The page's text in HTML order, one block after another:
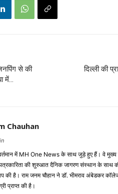
से की
में…
दिल्ली की
Chauhan
वर्तमान में MH One News के साथ जुड़े हुए हैं। वे
की शुरुआत दैनिक जागरण संस्थान के
की है। राम जनम चौहान ने डॉ. भीमराव अंबेडकर
प्राप्त की है।